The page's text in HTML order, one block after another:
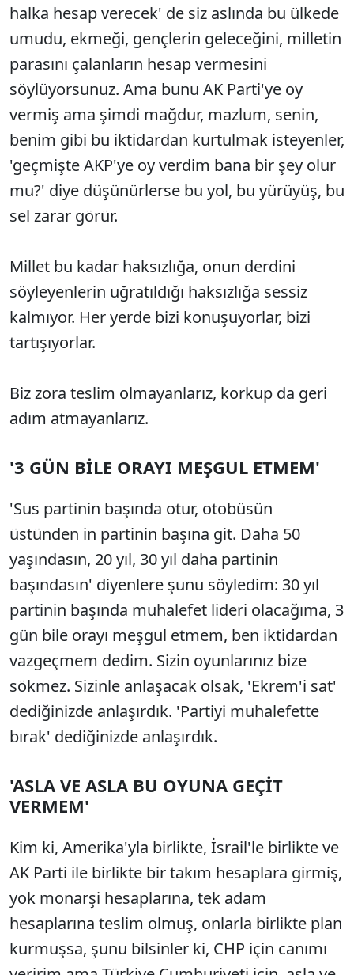
halka hesap verecek' de siz aslında bu ülkede
umudu, ekmeği, gençlerin geleceğini, milletin
parasını çalanların hesap vermesini
söylüyorsunuz. Ama bunu AK Parti'ye oy
vermiş ama şimdi mağdur, mazlum, senin,
benim gibi bu iktidardan kurtulmak isteyenler,
'geçmişte AKP'ye oy verdim bana bir şey olur
mu?' diye düşünürlerse bu yol, bu yürüyüş, bu
sel zarar görür.
Millet bu kadar haksızlığa, onun derdini
söyleyenlerin uğratıldığı haksızlığa sessiz
kalmıyor. Her yerde bizi konuşuyorlar, bizi
tartışıyorlar.
Biz zora teslim olmayanlarız, korkup da geri
adım atmayanlarız.
'3 GÜN BİLE ORAYI MEŞGUL ETMEM'
'Sus partinin başında otur, otobüsün
üstünden in partinin başına git. Daha 50
yaşındasın, 20 yıl, 30 yıl daha partinin
başındasın' diyenlere şunu söyledim: 30 yıl
partinin başında muhalefet lideri olacağıma, 3
gün bile orayı meşgul etmem, ben iktidardan
vazgeçmem dedim. Sizin oyunlarınız bize
sökmez. Sizinle anlaşacak olsak, 'Ekrem'i sat'
dediğinizde anlaşırdık. 'Partiyi muhalefette
bırak' dediğinizde anlaşırdık.
'ASLA VE ASLA BU OYUNA GEÇİT
VERMEM'
Kim ki, Amerika'yla birlikte, İsrail'le birlikte ve
AK Parti ile birlikte bir takım hesaplara girmiş,
yok monarşi hesaplarına, tek adam
hesaplarına teslim olmuş, onlarla birlikte plan
kurmuşsa, şunu bilsinler ki, CHP için canımı